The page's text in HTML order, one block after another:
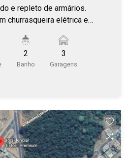
churrasqueira elétrica e
2
Banho
3
Garagens